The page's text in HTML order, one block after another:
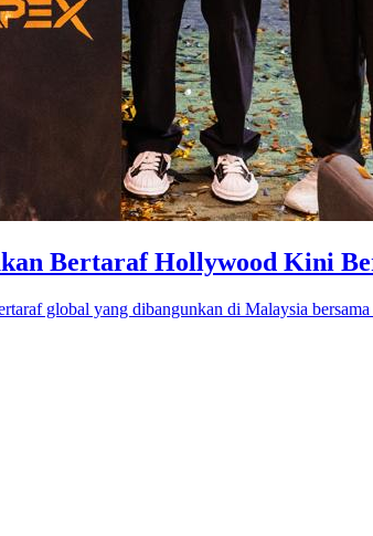
Bertaraf Hollywood Kini
global yang dibangunkan di Malaysia